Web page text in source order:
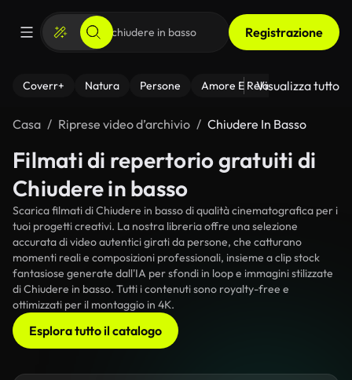
Registrazione
Coverr+ Natura Persone Amore E Relazioni Il
Visualizza tutto
Casa Riprese video d’archivio Chiudere In Basso
Filmati di repertorio gratuiti di
Chiudere in basso
Scarica filmati di Chiudere in basso di qualità cinematografica per i
tuoi progetti creativi. La nostra libreria offre una selezione
accurata di video autentici girati da persone, che catturano
momenti reali e composizioni professionali, insieme a clip stock
fantasiose generate dall'IA per sfondi in loop e immagini stilizzate
di Chiudere in basso. Tutti i contenuti sono royalty-free e
ottimizzati per il montaggio in 4K.
Esplora tutto il catalogo